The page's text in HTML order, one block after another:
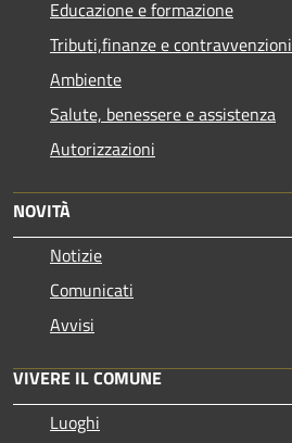
Educazione e formazione
Tributi,finanze e contravvenzioni
Ambiente
Salute, benessere e assistenza
Autorizzazioni
NOVITÀ
Notizie
Comunicati
Avvisi
VIVERE IL COMUNE
Luoghi